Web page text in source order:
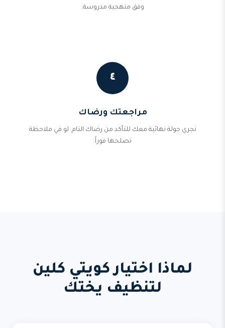
وفق منهجية مدروسة.
٤
مراجعتك ورضاك
نجري جولة نهائية معك للتأكد من رضاك التام. لو في ملاحظة
نصلحها فوراً.
لماذا اختيار كويتي كلين
لتنظيف يختك